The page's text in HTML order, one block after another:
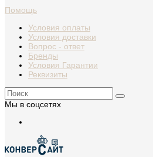
Помощь
Условия оплаты
Условия доставки
Вопрос - ответ
Бренды
Условия Гарантии
Реквизиты
Мы в соцсетях